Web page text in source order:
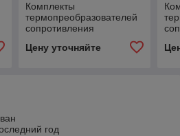
Комплекты
термопреобразователей
сопротивления
платиновых, тип ТСПТК
300
Цену уточняйте
год